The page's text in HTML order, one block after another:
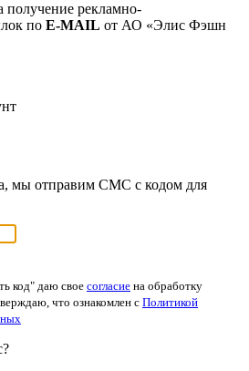
получение рекламно-
по E-MAIL от АО «Элис Фэшн
мы отправим СМС с кодом для
код" даю свое согласие на обработку
что ознакомлен с Политикой